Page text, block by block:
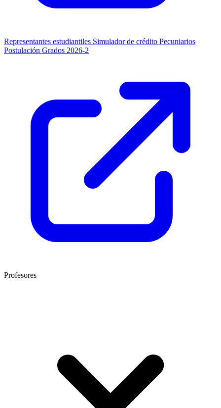
Representantes estudiantiles Simulador de crédito Pecuniarios
Postulación Grados 2026-2
Profesores